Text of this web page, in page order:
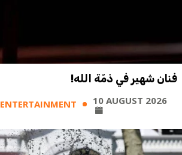
فنان شهير في ذمّة الله!
ENTERTAINMENT 10 AUGUST 2026